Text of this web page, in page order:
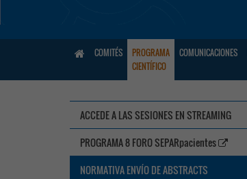
COMITÉS
PROGRAMA
CIENTÍFICO
COMUNICACIONES
ACCEDE A LAS SESIONES EN STREAMING
PROGRAMA 8 FORO SEPARpacientes
NORMATIVA ENVÍO DE ABSTRACTS